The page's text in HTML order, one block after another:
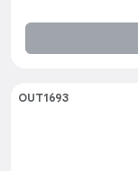
OUT1693